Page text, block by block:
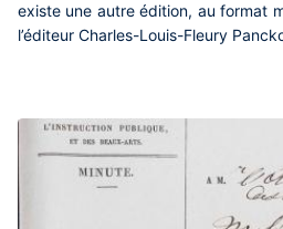
existe une autre édition, au format
l’éditeur Charles-Louis-Fleury